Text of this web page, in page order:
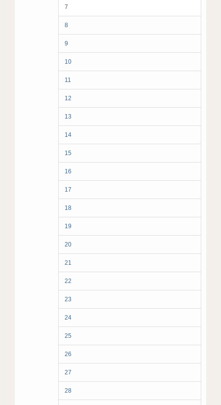
7
8
9
10
11
12
13
14
15
16
17
18
19
20
21
22
23
24
25
26
27
28